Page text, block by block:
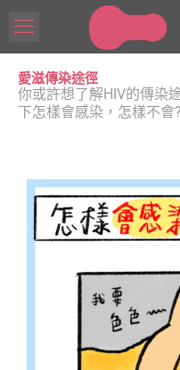
愛滋傳染途徑
你或許想了解HIV的傳染
下怎樣會感染，怎樣不會?